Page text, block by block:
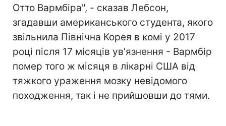
Отто Вармбіра", - сказав Лебсон,
згадавши американського студента, якого
звільнила Північна Корея в комі у 2017
році після 17 місяців увʼязнення - Вармбір
помер того ж місяця в лікарні США від
тяжкого ураження мозку невідомого
походження, так і не прийшовши до тями.